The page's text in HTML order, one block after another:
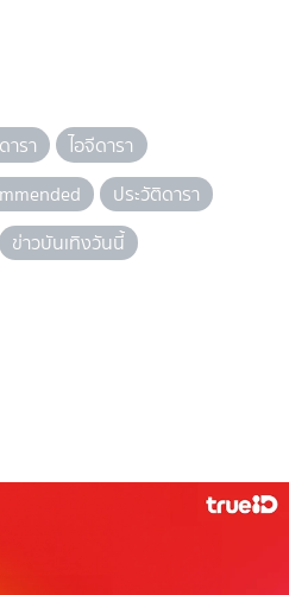
ารา
ไอจีดารา
ประวัติดารา
ข่าวบันเทิงวันนี้